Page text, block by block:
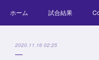
ホーム 試合結果
2020.11.16 02:25